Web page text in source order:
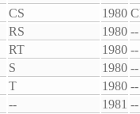
CS 1980
RS 1980 --
RT 1980 --
S 1980 --
T 1980 --
-- 1981 --